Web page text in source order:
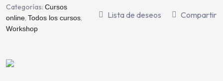
Categorías: Cursos
online, Todos los cursos,
Workshop
Lista de deseos Compartir